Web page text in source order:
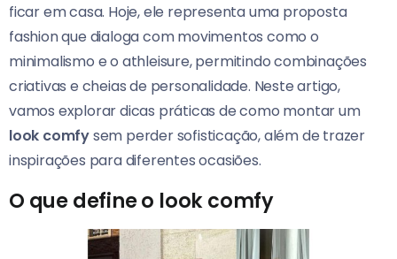
ficar em casa. Hoje, ele representa uma proposta
fashion que dialoga com movimentos como o
minimalismo e o athleisure, permitindo combinações
criativas e cheias de personalidade. Neste artigo,
vamos explorar dicas práticas de como montar um
look comfysem perder sofisticação, além de trazer
inspirações para diferentes ocasiões.
O que define o look comfy